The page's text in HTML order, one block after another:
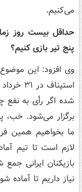
می‌کنیم.
حداقل بیست روز
پنج تیر بازی کنیم؟
وی افزود: این
شده اگر رأی به نفع
ما بخواهیم همین
لازم است تا تیم
بازیکنان ایرانی
نیاز داریم تا آماده